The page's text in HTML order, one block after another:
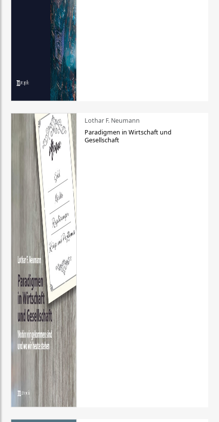
Lothar F. Neumann
Paradigmen in Wirtschaft und
Gesellschaft